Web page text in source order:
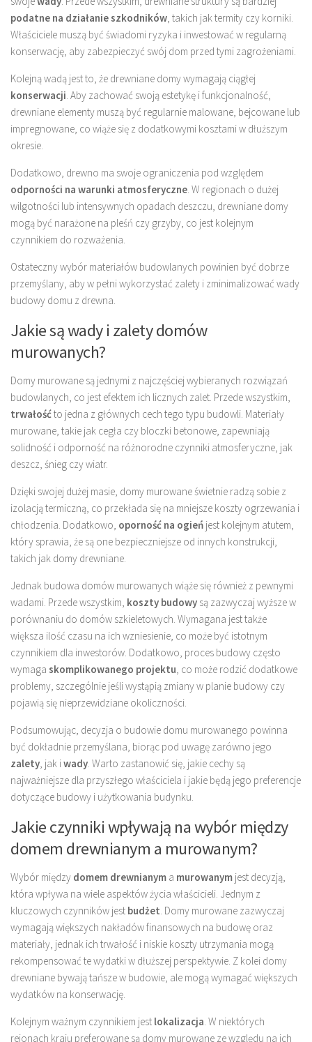
podatne na działanie szkodników , takich jak termity czy korniki.
Właściciele muszą być świadomi ryzyka i inwestować w regularną
konserwację, aby zabezpieczyć swój dom przed tymi zagrożeniami.
Kolejną wadą jest to, że drewniane domy wymagają ciągłej
konserwacji . Aby zachować swoją estetykę i funkcjonalność,
drewniane elementy muszą być regularnie malowane, bejcowane lub
impregnowane, co wiąże się z dodatkowymi kosztami w dłuższym
okresie.
Dodatkowo, drewno ma swoje ograniczenia pod względem
odporności na warunki atmosferyczne . W regionach o dużej
wilgotności lub intensywnych opadach deszczu, drewniane domy
mogą być narażone na pleśń czy grzyby, co jest kolejnym
czynnikiem do rozważenia.
Ostateczny wybór materiałów budowlanych powinien być dobrze
przemyślany, aby w pełni wykorzystać zalety i zminimalizować wady
budowy domu z drewna.
Jakie są wady i zalety domów
murowanych?
Domy murowane są jednymi z najczęściej wybieranych rozwiązań
budowlanych, co jest efektem ich licznych zalet. Przede wszystkim,
trwałośćto jedna z głównych cech tego typu budowli. Materiały
murowane, takie jak cegła czy bloczki betonowe, zapewniają
solidność i odporność na różnorodne czynniki atmosferyczne, jak
deszcz, śnieg czy wiatr.
Dzięki swojej dużej masie, domy murowane świetnie radzą sobie z
izolacją termiczną, co przekłada się na mniejsze koszty ogrzewania i
chłodzenia. Dodatkowo, oporność na ogień jest kolejnym atutem,
który sprawia, że są one bezpieczniejsze od innych konstrukcji,
takich jak domy drewniane.
Jednak budowa domów murowanych wiąże się również z pewnymi
wadami. Przede wszystkim, koszty budowy są zazwyczaj wyższe w
porównaniu do domów szkieletowych. Wymagana jest także
większa ilość czasu na ich wzniesienie, co może być istotnym
czynnikiem dla inwestorów. Dodatkowo, proces budowy często
wymaga skomplikowanego projektu , co może rodzić dodatkowe
problemy, szczególnie jeśli wystąpią zmiany w planie budowy czy
pojawią się nieprzewidziane okoliczności.
Podsumowując, decyzja o budowie domu murowanego powinna
być dokładnie przemyślana, biorąc pod uwagę zarówno jego
zalety , jak iwady . Warto zastanowić się, jakie cechy są
najważniejsze dla przyszłego właściciela i jakie będą jego preferencje
dotyczące budowy i użytkowania budynku.
Jakie czynniki wpływają na wybór między
domem drewnianym a murowanym?
Wybór między domem drewnianym a murowanym jest decyzją,
która wpływa na wiele aspektów życia właścicieli. Jednym z
kluczowych czynników jest budżet . Domy murowane zazwyczaj
wymagają większych nakładów finansowych na budowę oraz
materiały, jednak ich trwałość i niskie koszty utrzymania mogą
rekompensować te wydatki w dłuższej perspektywie. Z kolei domy
drewniane bywają tańsze w budowie, ale mogą wymagać większych
wydatków na konserwację.
Kolejnym ważnym czynnikiem jest lokalizacja . W niektórych
rejonach kraju preferowane są domy murowane ze względu na ich